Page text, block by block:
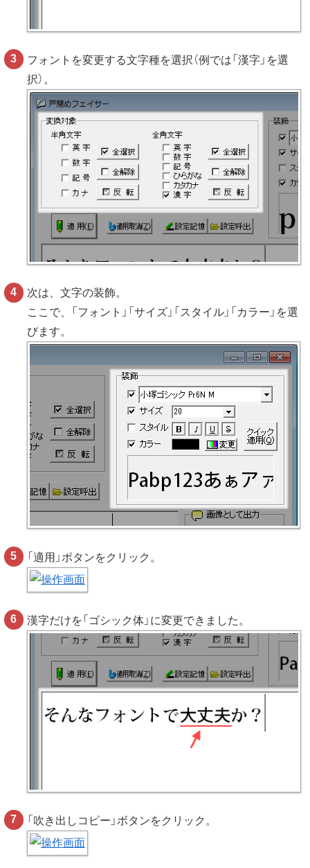
フォントを変更する文字種を選択（例では「漢字」を選
択）。
次は、文字の装飾。
ここで、「フォント」「サイズ」「スタイル」「カラー」を選
びます。
「適用」ボタンをクリック。
漢字だけを「ゴシック体」に変更できました。
「吹き出しコピー」ボタンをクリック。